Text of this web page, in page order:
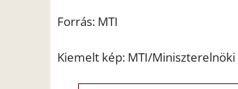
Forrás: MTI
Kiemelt kép: MTI/